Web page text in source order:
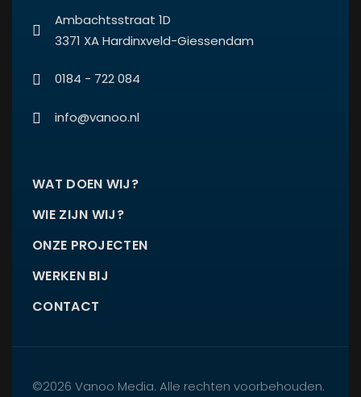
Ambachtsstraat 1D
3371 XA Hardinxveld-Giessendam
0184 - 722 084
info@vanoo.nl
WAT DOEN WIJ?
WIE ZIJN WIJ?
ONZE PROJECTEN
WERKEN BIJ
CONTACT
©2026 Vanoo Media. Alle rechten voorbehouden.